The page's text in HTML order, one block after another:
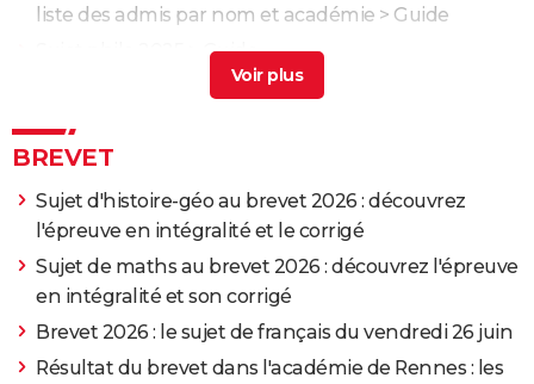
liste des admis par nom et académie > Guide
> Guide
> Guide
BREVET
Sujet d'histoire-géo au brevet 2026 : découvrez
l'épreuve en intégralité et le corrigé
Sujet de maths au brevet 2026 : découvrez l'épreuve
en intégralité et son corrigé
Brevet 2026 : le sujet de français du vendredi 26 juin
Résultat du brevet dans l'académie de Rennes : les